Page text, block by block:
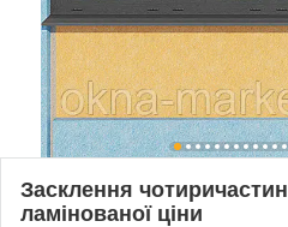
Засклення
ламінованої ціни